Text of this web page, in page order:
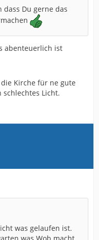
dass Du gerne das
abenteuerlich ist
Kirche für ne gute
schlechtes Licht.
was gelaufen ist.